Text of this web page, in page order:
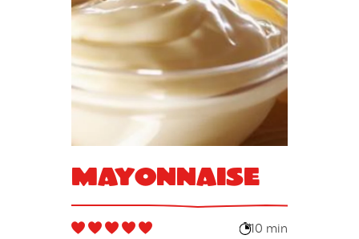
Mayonnaise
10 min